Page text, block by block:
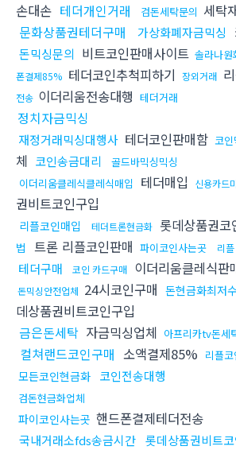
손대손 테더개인거래 검돈세탁문의 세탁
문화상품권테더구매 가상화폐자금믹싱
돈믹싱문의 비트코인판매사이트 솔라나원
폰결제85% 테더코인추척피하기 장외거래
전송 이더리움전송대행 테더거래
정치자금믹싱
재정거래믹싱대행사 테더코인판매함 코인
체 코인송금대리
골드바믹싱믹싱
이더리움클레식클레식매입
테더매입 신용카드
권비트코인구입
리플코인매입 테더트론현금화 롯데상품권코
법 트론 리플코인판매 파이코인사는곳 리
테더구매 코인 카드구매 이더리움클레식판
돈믹싱안전업체 24시코인구매 돈현금화최저
데상품권비트코인구입
금은돈세탁 자금믹싱업체 아프리카tv돈세
컬쳐랜드코인구매 소액결제85% 리플
모든코인현금화 코인전송대행
검돈현금화업체
파이코인사는곳 핸드폰결제테더전송
국내거래소fds송금시간 롯데상품권비트